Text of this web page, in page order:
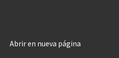
Abrir en nueva página